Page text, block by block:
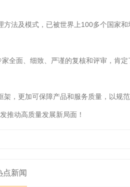
法及模式，已被世界上100多个国家和
面、细致、严谨的复核和评审，肯定
，更加可保障产品和服务质量，以规
推动高质量发展新局面！
点新闻